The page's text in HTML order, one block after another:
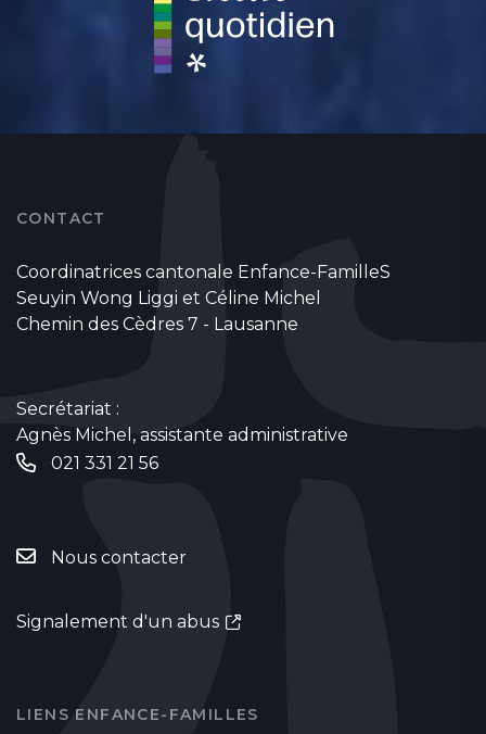
CONTACT
Coordinatrices cantonale Enfance-FamilleS
Seuyin Wong Liggi et Céline Michel
Chemin des Cèdres 7 - Lausanne
Secrétariat :
Agnès Michel, assistante administrative
021 331 21 56
Nous contacter
Signalement d'un abus
LIENS ENFANCE-FAMILLES